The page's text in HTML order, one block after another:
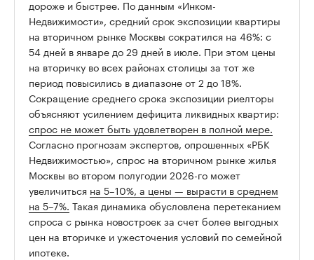
дороже и быстрее. По данным «Инком-
Недвижимости», средний срок экспозиции квартиры
на вторичном рынке Москвы сократился на 46%: с
54 дней в январе до 29 дней в июле. При этом цены
на вторичку во всех районах столицы за тот же
период повысились в диапазоне от 2 до 18%.
Сокращение среднего срока экспозиции риелторы
объясняют усилением дефицита ликвидных квартир:
спрос не может быть удовлетворен в полной мере.
Согласно прогнозам экспертов, опрошенных «РБК
Недвижимостью», спрос на вторичном рынке жилья
Москвы во втором полугодии 2026-го может
увеличиться на 5–10%, а цены — вырасти в среднем
на 5–7%. Такая динамика обусловлена перетеканием
спроса с рынка новостроек за счет более выгодных
цен на вторичке и ужесточения условий по семейной
ипотеке.